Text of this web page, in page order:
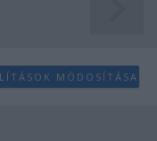
MÓDOSÍTÁSA